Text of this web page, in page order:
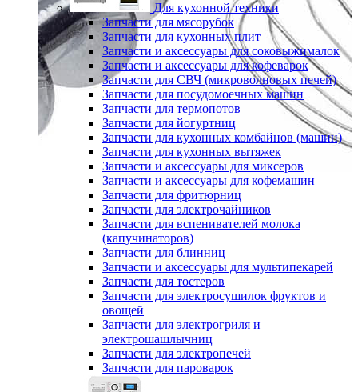
Для кухонной техники
Запчасти для мясорубок
Запчасти для кухонных плит
Запчасти и аксессуары для соковыжималок
Запчасти и аксессуары для кофеварок
Запчасти для СВЧ (микроволновых печей)
Запчасти для посудомоечных машин
Запчасти для термопотов
Запчасти для йогуртниц
Запчасти для кухонных комбайнов (машин)
Запчасти для кухонных вытяжек
Запчасти и аксессуары для миксеров
Запчасти и аксессуары для кофемашин
Запчасти для фритюрниц
Запчасти для электрочайников
Запчасти для вспенивателей молока
(капучинаторов)
Запчасти для блинниц
Запчасти и аксессуары для мультипекарей
Запчасти для тостеров
Запчасти для электросушилок фруктов и
овощей
Запчасти для электрогриля и
электрошашлычниц
Запчасти для электропечей
Запчасти для пароварок